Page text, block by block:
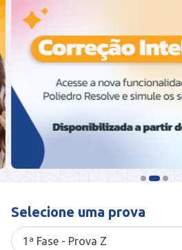
Selecione uma prova